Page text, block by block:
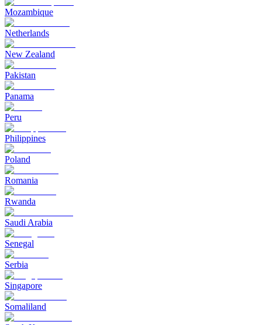
Mozambique
Netherlands
New Zealand
Pakistan
Panama
Peru
Philippines
Poland
Romania
Rwanda
Saudi Arabia
Senegal
Serbia
Singapore
Somaliland